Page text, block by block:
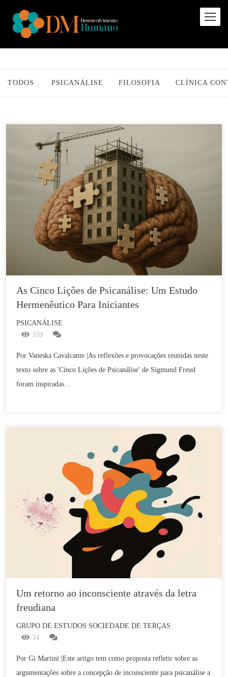
TODOS PSICANÁLISE FILOSOFIA CLÍNICA
As Cinco Lições de Psicanálise: Um Estudo
Hermenêutico Para Iniciantes
PSICANÁLISE
359
Por Vaneska Cavalcante |As reflexões e provocações reunidas neste
texto sobre as 'Cinco Lições de Psicanálise' de Sigmund Freud
foram inspiradas...
Um retorno ao inconsciente através da letra
freudiana
GRUPO DE ESTUDOS SOCIEDADE DE TERÇAS
34
Por Gi Martini |Este artigo tem como proposta refletir sobre as
argumentações sobre a concepção de inconsciente para psicanálise a